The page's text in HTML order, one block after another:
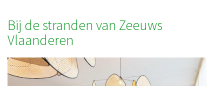
Bij de stranden van Zeeuws
Vlaanderen